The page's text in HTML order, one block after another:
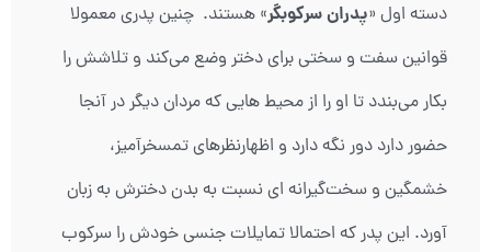
دسته اول «پدران سرکوبگر» هستند. چنین پدری معمولا
قوانین سفت و سختی برای دختر وضع می‌کند و تلاشش را
بکار می‌بندد تا او را از محیط هایی که مردان دیگر در آنجا
حضور دارد دور نگه دارد و اظهارنظرهای تمسخرآمیز،
خشمگین و سخت‌گیرانه ای نسبت به بدن دخترش به زبان
آورد. این پدر که احتمالا تمایلات جنسی خودش را سرکوب